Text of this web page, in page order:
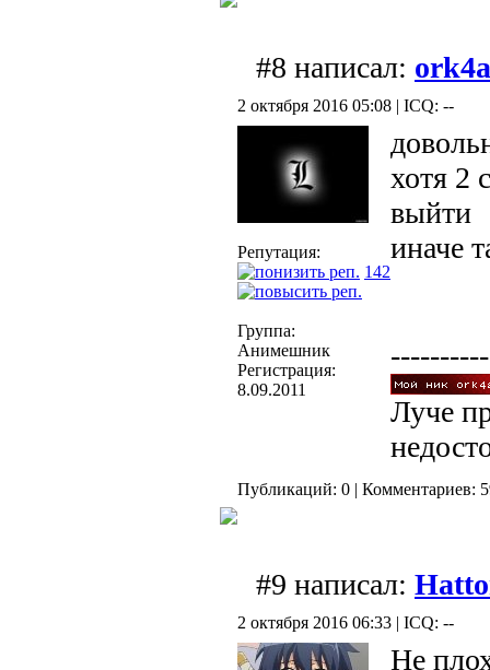
#8 написал:
2 октября 2016 05:08 | ICQ: --
Репутация:
142
Группа:
Анимешник
Регистрация:
8.09.2011
хотя 2
выйти
иначе
Луче
Публикаций: 0 | Комментариев:
#9 написал:
2 октября 2016 06:33 | ICQ: --
Не